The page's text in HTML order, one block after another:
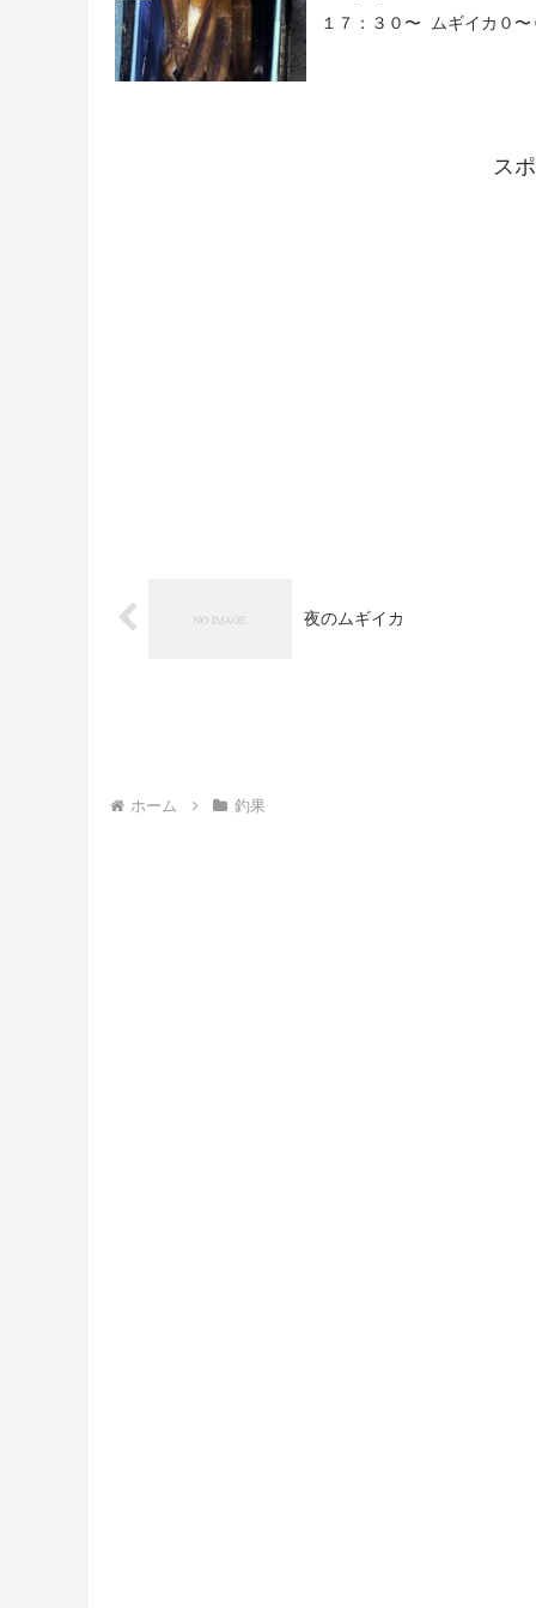
１７：３０〜 ムギイカ０〜
ス
夜のムギイカ
ホーム 釣果